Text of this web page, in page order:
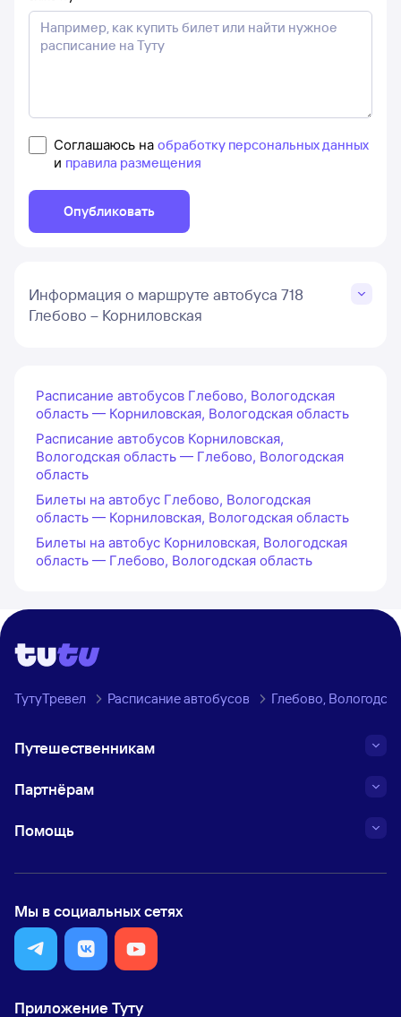
Соглашаюсь на обработку персональных данных
и правила размещения
Опубликовать
Информация о маршруте автобуса 718
Глебово – Корниловская
Расписание автобусов Глебово, Вологодская
область — Корниловская, Вологодская область
Расписание автобусов Корниловская,
Вологодская область — Глебово, Вологодская
область
Билеты на автобус Глебово, Вологодская
область — Корниловская, Вологодская область
Билеты на автобус Корниловская, Вологодская
область — Глебово, Вологодская область
ТутуТревел Расписание автобусов Глебово,
Путешественникам
Партнёрам
Помощь
Мы в социальных сетях
Приложение Туту